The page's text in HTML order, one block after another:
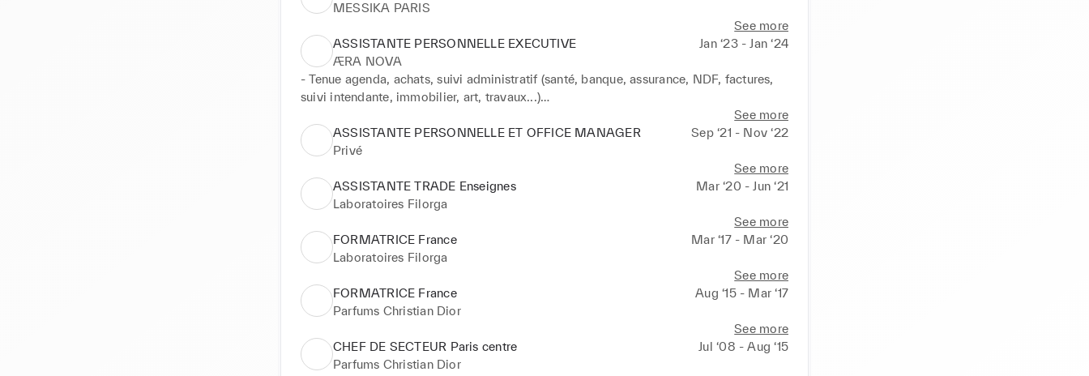
MESSIKA PARIS
See more
ASSISTANTE PERSONNELLE EXECUTIVE
Jan ‘23 - Jan ‘24
ÆRA NOVA
- Tenue agenda, achats, suivi administratif (santé, banque, assurance, NDF, factures,
suivi intendante, immobilier, art, travaux...)
- Gestion des démarches pour la famille et déplacements
- Suivi de la flotte de véhicules personnels
See more
ASSISTANTE PERSONNELLE ET OFFICE MANAGER
Sep ‘21 - Nov ‘22
Privé
See more
ASSISTANTE TRADE Enseignes
Mar ‘20 - Jun ‘21
Laboratoires Filorga
See more
FORMATRICE France
Mar ‘17 - Mar ‘20
Laboratoires Filorga
See more
FORMATRICE France
Aug ‘15 - Mar ‘17
Parfums Christian Dior
See more
CHEF DE SECTEUR Paris centre
Jul ‘08 - Aug ‘15
Parfums Christian Dior